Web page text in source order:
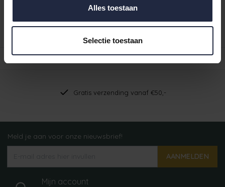
Alles toestaan
Selectie toestaan
Gratis verzending vanaf €49,95
Productomschrijving
Reviews
Gratis verzending vanaf €50,-
Meld je aan voor onze nieuwsbrief!
AANMELDEN
Mijn account